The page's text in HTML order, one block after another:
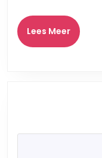
Lees MeerLees
Meer